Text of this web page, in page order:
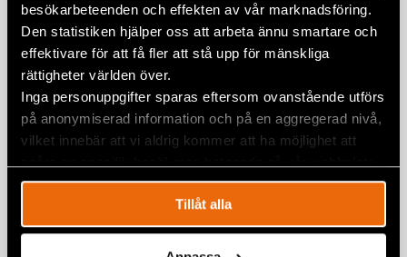
besökarbeteenden och effekten av vår marknadsföring.
Den statistiken hjälper oss att arbeta ännu smartare och
effektivare för att få fler att stå upp för mänskliga
rättigheter världen över.
Inga personuppgifter sparas eftersom ovanstående utförs
på anonymiserad information och på en aggregerad nivå,
vilket innebär att vi aldrig kommer att ha möjlighet att
Tillåt alla
Report “Unnatural Disaster:
Environmental Racism and Europe’s
Roma”
EUROPE,NEWS, PUBLICATIONS 8 April 2023
Roma in Turkey: discrimination,
exclusion, deep poverty and
NEWS,PUBLICATIONS,TURKEY 3 November 2022